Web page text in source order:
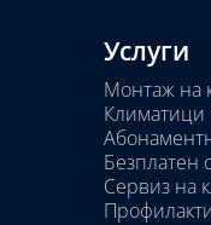
Услуги
Монтаж на
Безплатен
Сервиз на